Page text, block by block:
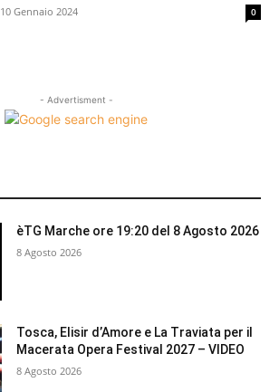
10 Gennaio 2024 0
- Advertisment -
èTG Marche ore 19:20 del 8 Agosto 2026
8 Agosto 2026
Tosca, Elisir d’Amore e La Traviata per il
Macerata Opera Festival 2027 – VIDEO
8 Agosto 2026